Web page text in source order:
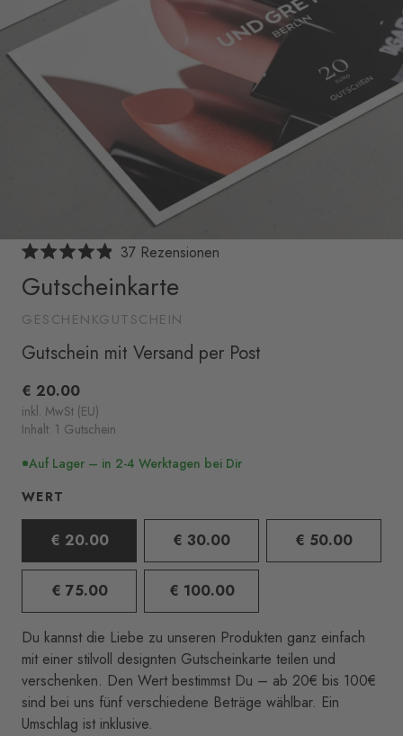
Mit
4.9
von
Sternen
37RezensionenKlicken,
zu
Gutscheinkarte
GESCHENKGUTSCHEIN
Gutschein mit Versand per Post
€ 20.00
inkl. MwSt (EU)
Inhalt: 1 Gutschein
Auf Lager – in 2-4 Werktagen bei Dir
WERT
€ 20.00 € 30.00 € 50.00
€ 75.00 € 100.00
Du kannst die Liebe zu unseren Produkten ganz einfach
mit einer stilvoll designten Gutscheinkarte teilen und
verschenken. Den Wert bestimmst Du – ab 20€ bis 100€
sind bei uns fünf verschiedene Beträge wählbar. Ein
Umschlag ist inklusive.